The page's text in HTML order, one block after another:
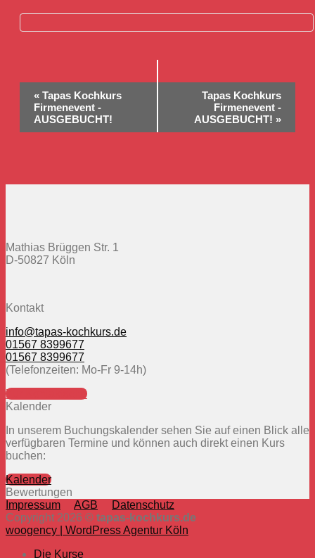
Veranstaltung
Navigation
« Tapas Kochkurs
Firmenevent -
AUSGEBUCHT!
Tapas Kochkurs
Firmenevent -
AUSGEBUCHT! »
Mathias Brüggen Str. 1
D-50827 Köln
Kontakt
info@tapas-kochkurs.de
01567 8399677
01567 8399677
(Telefonzeiten: Mo-Fr 9-14h)
Zur Kontaktseite
Kalender
In unserem Buchungskalender sehen Sie auf einen Blick alle
verfügbaren Termine und können auch direkt einen Kurs
buchen:
Kalender
Bewertungen
Impressum
AGB
Datenschutz
Copyright 2026 © tapas-kochkurs.de
woogency | WordPress Agentur Köln
Die Kurse